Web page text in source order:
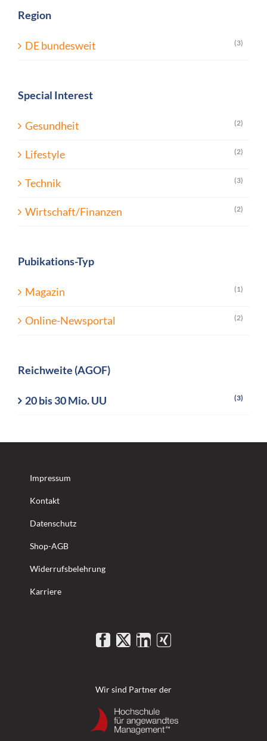
Region
DE bundesweit (3)
Special Interest
Gesundheit (2)
Lifestyle (2)
Technik (3)
Wirtschaft/Finanzen (2)
Pubikations-Typ
Magazin (1)
Online-Newsportal (2)
Reichweite (AGOF)
20 bis 30 Mio. UU (3)
Impressum
Kontakt
Datenschutz
Shop-AGB
Widerrufsbelehrung
Karriere
Wir sind Partner der